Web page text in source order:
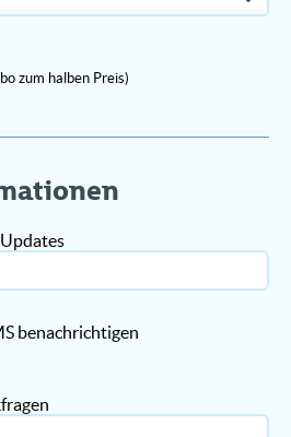
zum halben Preis)
benachrichtigen